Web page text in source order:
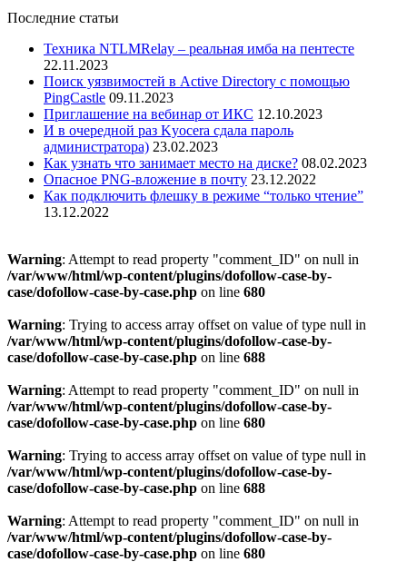
Последние статьи
Техника NTLMRelay – реальная имба на пентесте
22.11.2023
Поиск уязвимостей в Active Directory с помощью
PingCastle 09.11.2023
Приглашение на вебинар от ИКС 12.10.2023
И в очередной раз Kyocera сдала пароль
администратора) 23.02.2023
Как узнать что занимает место на диске? 08.02.2023
Опасное PNG-вложение в почту 23.12.2022
Как подключить флешку в режиме “только чтение”
13.12.2022
Warning: Attempt to read property "comment_ID" on null in
/var/www/html/wp-content/plugins/dofollow-case-by-
case/dofollow-case-by-case.php on line 680
Warning: Trying to access array offset on value of type null in
/var/www/html/wp-content/plugins/dofollow-case-by-
case/dofollow-case-by-case.php on line 688
Warning: Attempt to read property "comment_ID" on null in
/var/www/html/wp-content/plugins/dofollow-case-by-
case/dofollow-case-by-case.php on line 680
Warning: Trying to access array offset on value of type null in
/var/www/html/wp-content/plugins/dofollow-case-by-
case/dofollow-case-by-case.php on line 688
Warning: Attempt to read property "comment_ID" on null in
/var/www/html/wp-content/plugins/dofollow-case-by-
case/dofollow-case-by-case.php on line 680